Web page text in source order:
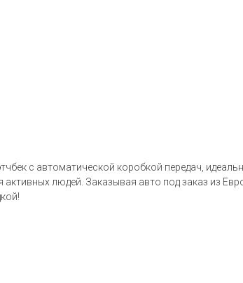
с автоматической коробкой передач,
людей. Заказывая авто под заказ из